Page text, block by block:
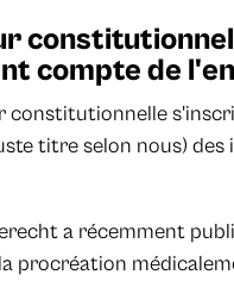
compte de
constitutionnelle
titre selon nous)
a récemment
procréation